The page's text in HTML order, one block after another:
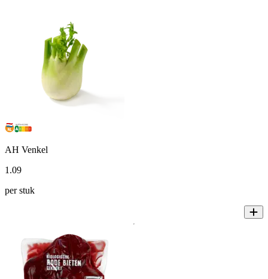
AH Venkel
1 .09
per stuk